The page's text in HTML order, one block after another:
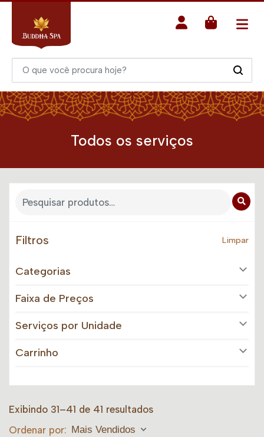
Todos os serviços
Filtros Limpar
Categorias
Faixa de Preços
Serviços por Unidade
Carrinho
Exibindo 31–41 de 41 resultados
Ordenar por: Mais Vendidos